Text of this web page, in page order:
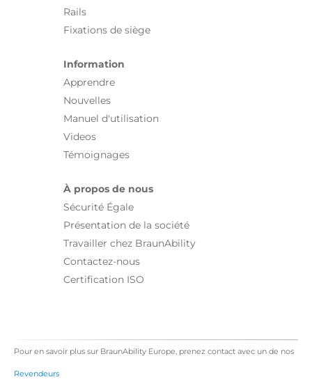
Rails
Fixations de siège
Information
Apprendre
Nouvelles
Manuel d'utilisation
Videos
Témoignages
À propos de nous
Sécurité Égale
Présentation de la société
Travailler chez BraunAbility
Contactez-nous
Certification ISO
Pour en savoir plus sur BraunAbility Europe, prenez contact avec un de nos
Revendeurs